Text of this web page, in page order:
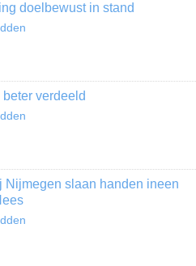
doelbewust in stand
verdeeld
Nijmegen slaan handen ineen